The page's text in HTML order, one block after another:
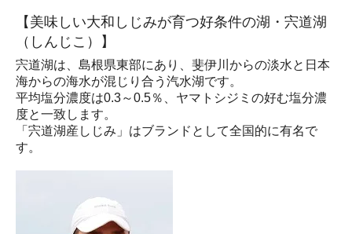
【美味しい大和しじみが育つ好条件の湖・宍道湖
（しんじこ）】
宍道湖は、島根県東部にあり、斐伊川からの淡水と日本
海からの海水が混じり合う汽水湖です。
平均塩分濃度は0.3～0.5％、ヤマトシジミの好む塩分濃
度と一致します。
「宍道湖産しじみ」はブランドとして全国的に有名で
す。